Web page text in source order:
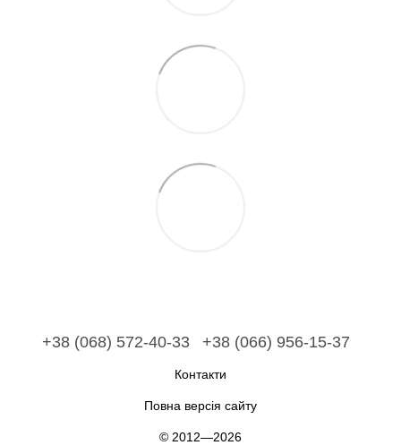
+38 (068) 572-40-33 +38 (066) 956-15-37
Контакти
Повна версія сайту
© 2012—2026